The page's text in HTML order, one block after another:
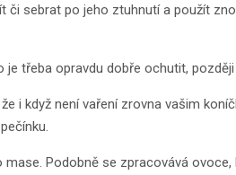
či sebrat po jeho ztuhnutí a použít
je třeba opravdu dobře ochutit,
i když není vaření zrovna vašim
Podobně se zpracovává